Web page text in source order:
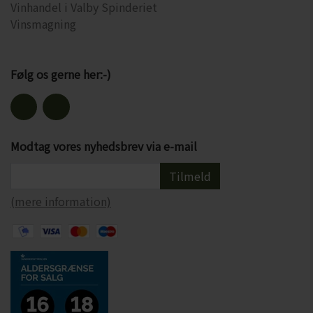
Alkohol: 14,5%
Serveres til: Fx til rød bøf, gryderetter, vildt
Flaskestørrelse: 75 cl
Indeholder sulfitter: Ja, alle vine indeholder sulfitter, da de opstår
under fermenteringen
Læs mere om Burgos Porta her
Vinhandel i Valby Spinderiet
Vinsmagning
Følg os gerne her:-)
Modtag vores nyhedsbrev via e-mail
Tilmeld
(mere information)